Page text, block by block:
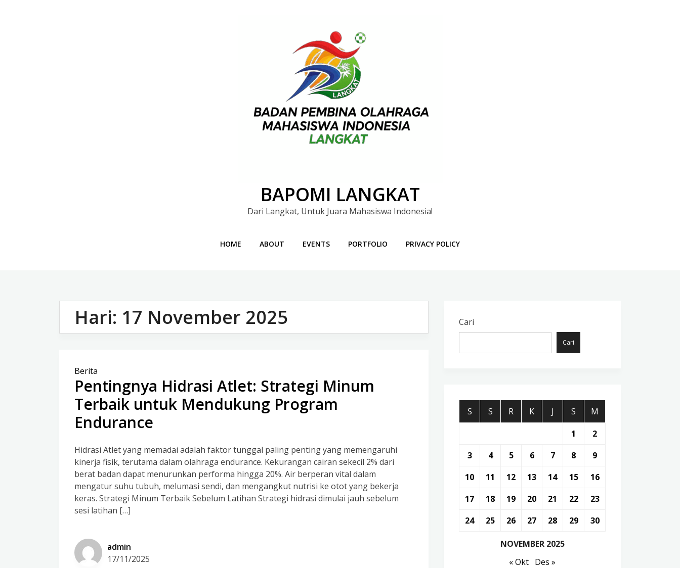
BAPOMI LANGKAT
Dari Langkat, Untuk Juara Mahasiswa Indonesia!
HOME ABOUT EVENTS PORTFOLIO PRIVACY POLICY
Hari: 17 November 2025
Berita
Pentingnya Hidrasi Atlet: Strategi Minum
Terbaik untuk Mendukung Program
Endurance
Hidrasi Atlet yang memadai adalah faktor tunggal paling penting yang memengaruhi
kinerja fisik, terutama dalam olahraga endurance. Kekurangan cairan sekecil 2% dari
berat badan dapat menurunkan performa hingga 20%. Air berperan vital dalam
mengatur suhu tubuh, melumasi sendi, dan mengangkut nutrisi ke otot yang bekerja
keras. Strategi Minum Terbaik Sebelum Latihan Strategi hidrasi dimulai jauh sebelum
sesi latihan […]
admin
17/11/2025
Cari
Cari
NOVEMBER 2025
S S R K J S
M
1
2
3
4 5 6 7 8
9
10
11 12 13 14 15
16
17
18 19 20 21 22
23
24
25 26 27 28 29 30
« Okt Des »